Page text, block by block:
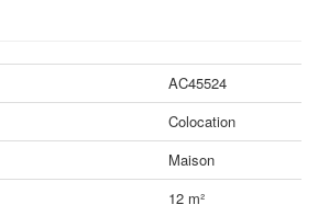
AC45524
Colocation
Maison
12 m²